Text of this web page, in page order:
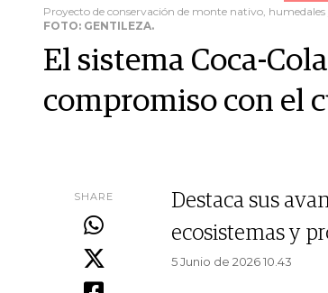
Proyecto de conservación de monte nativo, humedales
FOTO: GENTILEZA.
El sistema Coca-
compromiso con el
SHARE
Destaca sus
ecosistemas y
5 Junio de 2026 10.43